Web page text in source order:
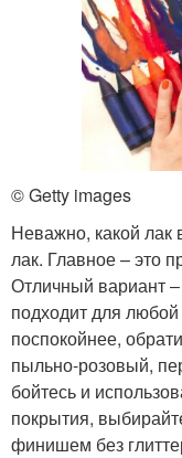
© Getty images
Неважно, какой
лак. Главное – это
Отличный вариант
подходит для
поспокойнее,
пыльно-розовый,
бойтесь и
покрытия,
финишем без